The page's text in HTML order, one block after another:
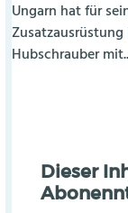
Ungarn hat für
Hubschrauber
Dieser